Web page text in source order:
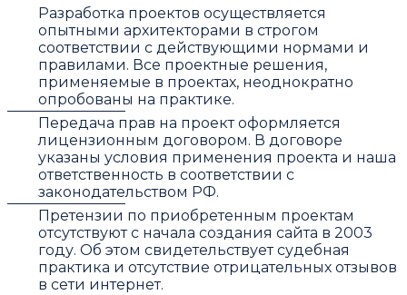
Разработка проектов осуществляется
опытными архитекторами в строгом
соответствии с действующими нормами и
правилами. Все проектные решения,
применяемые в проектах, неоднократно
опробованы на практике.
Передача прав на проект оформляется
лицензионным договором. В договоре
указаны условия применения проекта и наша
ответственность в соответствии с
законодательством РФ.
Претензии по приобретенным проектам
отсутствуют с начала создания сайта в 2003
году. Об этом свидетельствует судебная
практика и отсутствие отрицательных отзывов
в сети интернет.